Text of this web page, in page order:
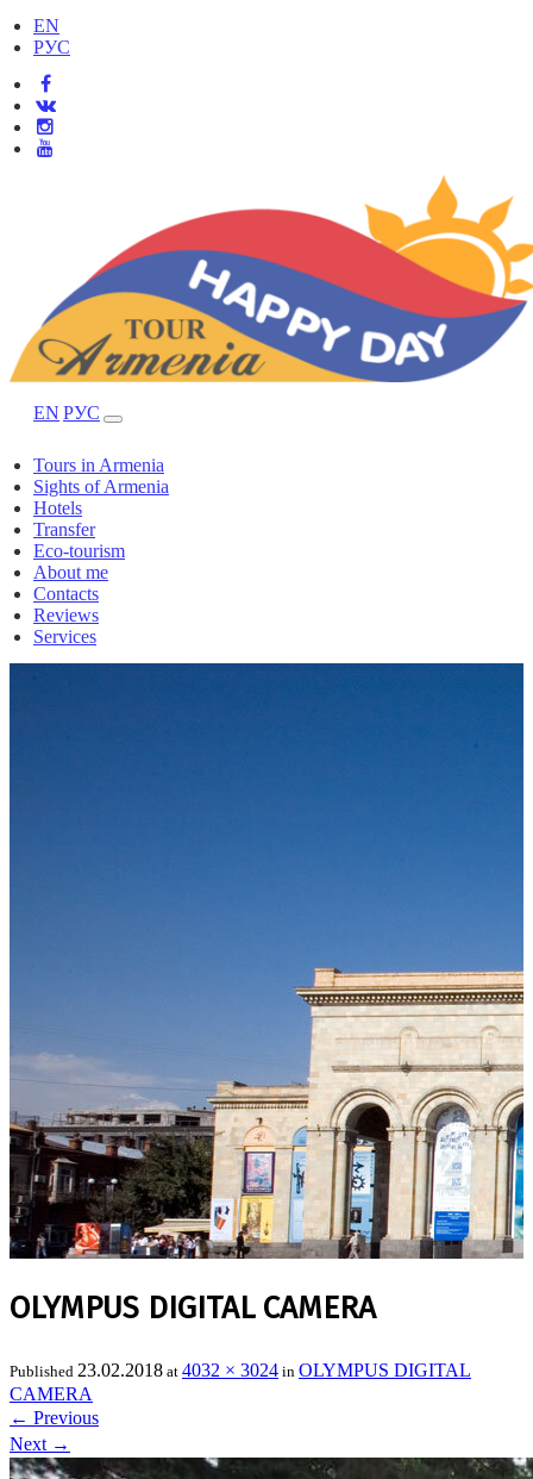
EN
РУС
EN РУС
Tours in Armenia
Sights of Armenia
Hotels
Transfer
Eco-tourism
About me
Contacts
Reviews
Services
OLYMPUS DIGITAL CAMERA
Published 23.02.2018 at 4032 × 3024 in OLYMPUS DIGITAL
CAMERA
← Previous
Next →